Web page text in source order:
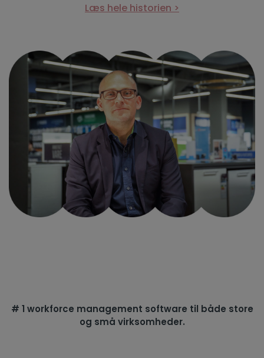
Læs hele historien >
# 1 workforce management software til både store
og små virksomheder.